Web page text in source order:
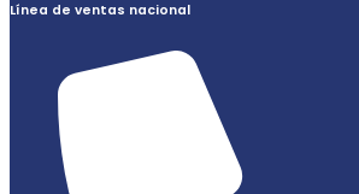
Línea de ventas nacional